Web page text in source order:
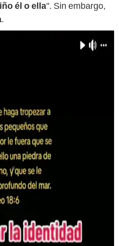
él o ella". Sin embargo,
.